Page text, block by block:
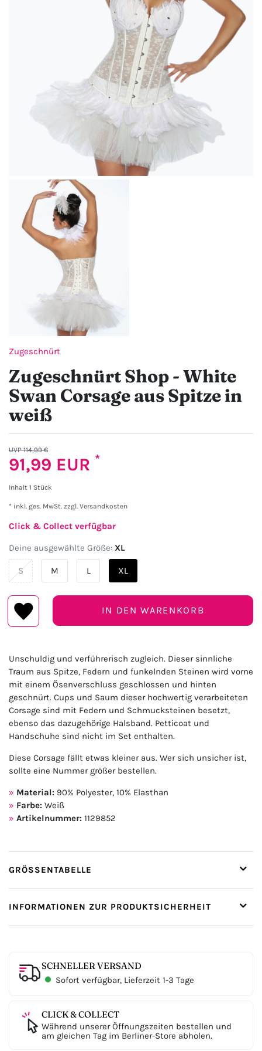
Zugeschnürt
Zugeschnürt Shop - White
Swan Corsage aus Spitze in
weiß
UVP 114,99 €
91,99 EUR *
Inhalt 1 Stück
* inkl. ges. MwSt. zzgl. Versandkosten
Click & Collect verfügbar
Deine ausgewählte Größe: XL
S M L XL
IN DEN WARENKORB
Unschuldig und verführerisch zugleich. Dieser sinnliche
Traum aus Spitze, Federn und funkelnden Steinen wird vorne
mit einem Ösenverschluss geschlossen und hinten
geschnürt. Cups und Saum dieser hochwertig verarbeiteten
Corsage sind mit Federn und Schmucksteinen besetzt,
ebenso das dazugehörige Halsband. Petticoat und
Handschuhe sind nicht im Set enthalten.
Diese Corsage fällt etwas kleiner aus. Wer sich unsicher ist,
sollte eine Nummer größer bestellen.
Material: 90% Polyester, 10% Elasthan
Farbe: Weiß
Artikelnummer: 1129852
GRÖSSENTABELLE
INFORMATIONEN ZUR PRODUKTSICHERHEIT
SCHNELLER VERSAND
Sofort verfügbar, Lieferzeit 1-3 Tage
CLICK & COLLECT
Während unserer Öffnungszeiten bestellen und
am gleichen Tag im Berliner-Store abholen.